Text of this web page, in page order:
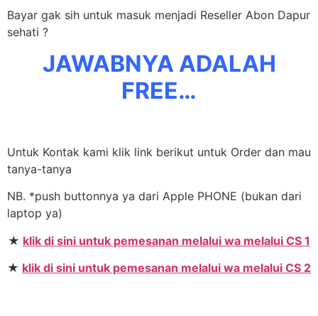
Bayar gak sih untuk masuk menjadi Reseller Abon Dapur
sehati ?
JAWABNYA ADALAH
FREE…
Untuk Kontak kami klik link berikut untuk Order dan mau
tanya-tanya
NB. *push buttonnya ya dari Apple PHONE (bukan dari
laptop ya)
★ klik di sini untuk pemesanan melalui wa melalui CS 1
★ klik di sini untuk pemesanan melalui wa melalui CS 2